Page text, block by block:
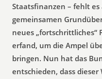
Staatsfinanzen – fehlt
gemeinsamen
neues
erfand, um die Ampel
bringen. Nun hat das
entschieden, dass dieser